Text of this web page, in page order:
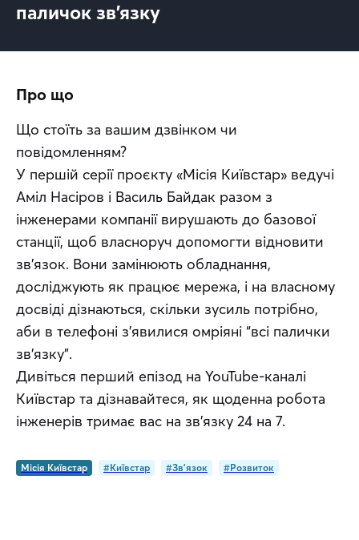
паличок зв’язку
Про що
Що стоїть за вашим дзвінком чи
повідомленням?
У першій серії проєкту «Місія Київстар» ведучі
Аміл Насіров і Василь Байдак разом з
інженерами компанії вирушають до базової
станції, щоб власноруч допомогти відновити
зв’язок. Вони замінюють обладнання,
досліджують як працює мережа, і на власному
досвіді дізнаються, скільки зусиль потрібно,
аби в телефоні з’явилися омріяні “всі палички
зв’язку”.
Дивіться перший епізод на YouTube-каналі
Київстар та дізнавайтеся, як щоденна робота
інженерів тримає вас на зв'язку 24 на 7.
Місія Київстар #Київстар #Зв'язок #Розвиток